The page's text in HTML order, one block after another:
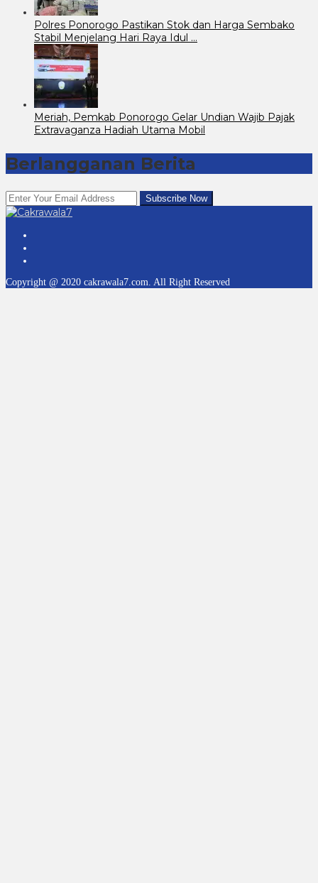
Polres Ponorogo Pastikan Stok dan Harga Sembako
Stabil Menjelang Hari Raya Idul …
Meriah, Pemkab Ponorogo Gelar Undian Wajib Pajak
Extravaganza Hadiah Utama Mobil
Berlangganan Berita
Copyright @ 2020 cakrawala7.com. All Right Reserved